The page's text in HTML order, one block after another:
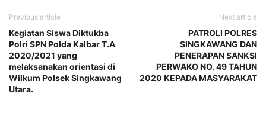
Previous article
Kegiatan Siswa Diktukba
Polri SPN Polda Kalbar T.A
2020/2021 yang
melaksanakan orientasi di
Wilkum Polsek Singkawang
Utara.
Next article
PATROLI POLRES
SINGKAWANG DAN
PENERAPAN SANKSI
PERWAKO NO. 49 TAHUN
2020 KEPADA MASYARAKAT